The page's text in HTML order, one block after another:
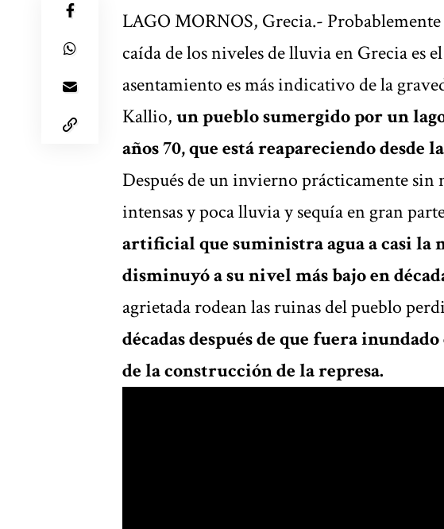
LAGO MORNOS, Grecia.-
caída de los niveles de lluvia en Grecia es
asentamiento es más indicativo de la
Kallio,unpueblo sumergidopor un
años 70, que está reapareciendo desde
Después de un invierno prácticamente sin
intensas y poca lluvia y sequía en gran
artificial que suministra agua a casi la
disminuyó a su nivel más bajo en
agrietada rodean las ruinas del pueblo
décadas después de que fuera
de la construcción de la represa.